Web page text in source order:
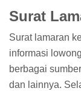
Surat
Surat lamaran
informasi
berbagai
dan lainnya.